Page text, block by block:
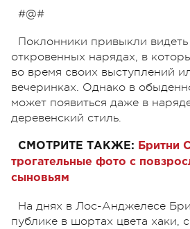
#@#
Поклонники привыкли
откровенных нарядах, в
во время своих выступлений
вечеринках. Однако в
может появиться даже в
деревенский стиль.
СМОТРИТЕ ТАКЖЕ: Бритни
трогательные фото с
сыновьям
На днях в Лос-Анджелесе
публике в шортах цвета хаки,